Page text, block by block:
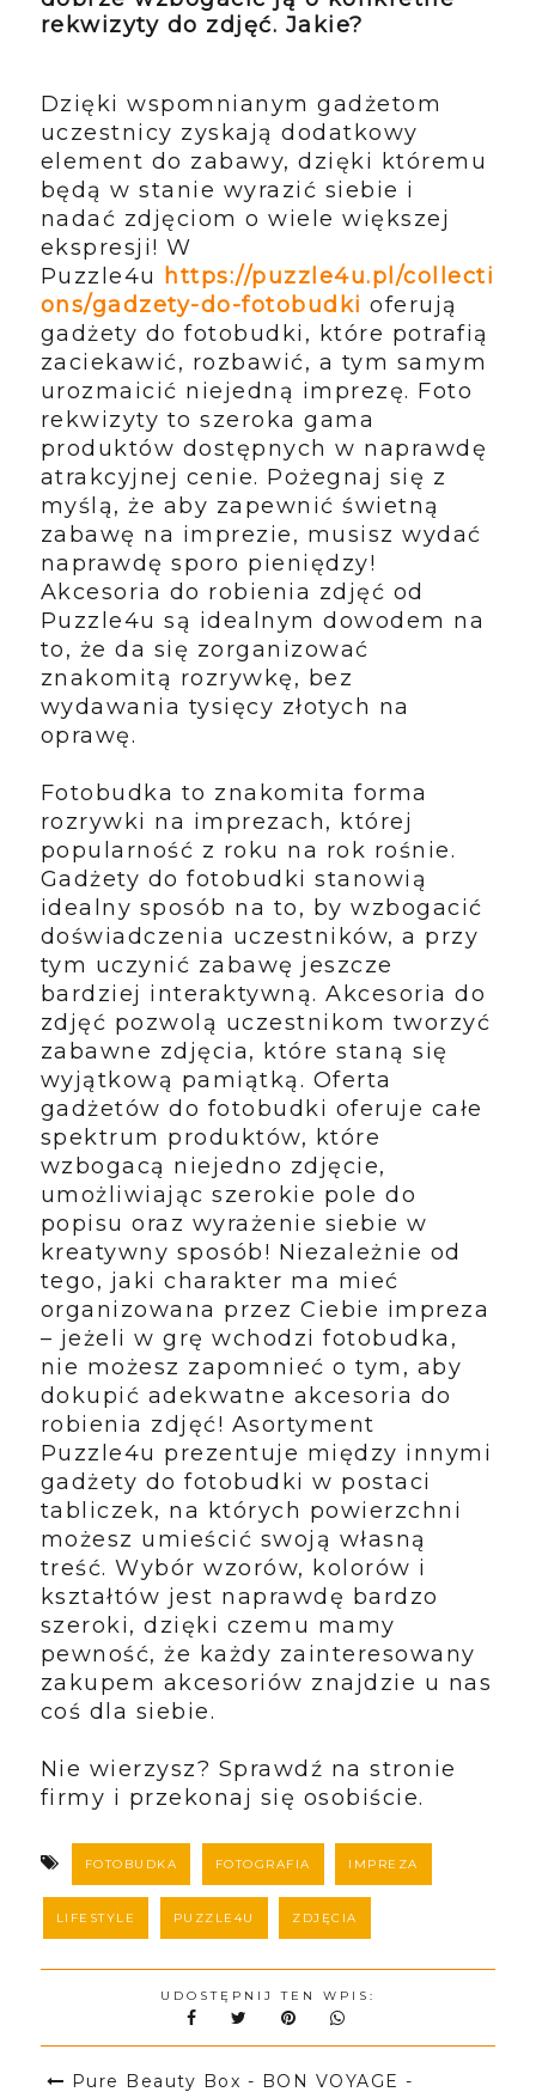
rekwizyty do zdjęć. Jakie?
Dzięki wspomnianym gadżetom
uczestnicy zyskają dodatkowy
element do zabawy, dzięki któremu
będą w stanie wyrazić siebie i
nadać zdjęciom o wiele większej
ekspresji! W
Puzzle4u https://puzzle4u.pl/collecti
ons/gadzety-do-fotobudki oferują
gadżety do fotobudki, które potrafią
zaciekawić, rozbawić, a tym samym
urozmaicić niejedną imprezę. Foto
rekwizyty to szeroka gama
produktów dostępnych w naprawdę
atrakcyjnej cenie. Pożegnaj się z
myślą, że aby zapewnić świetną
zabawę na imprezie, musisz wydać
naprawdę sporo pieniędzy!
Akcesoria do robienia zdjęć od
Puzzle4u są idealnym dowodem na
to, że da się zorganizować
znakomitą rozrywkę, bez
wydawania tysięcy złotych na
oprawę.
Fotobudka to znakomita forma
rozrywki na imprezach, której
popularność z roku na rok rośnie.
Gadżety do fotobudki stanowią
idealny sposób na to, by wzbogacić
doświadczenia uczestników, a przy
tym uczynić zabawę jeszcze
bardziej interaktywną. Akcesoria do
zdjęć pozwolą uczestnikom tworzyć
zabawne zdjęcia, które staną się
wyjątkową pamiątką. Oferta
gadżetów do fotobudki oferuje całe
spektrum produktów, które
wzbogacą niejedno zdjęcie,
umożliwiając szerokie pole do
popisu oraz wyrażenie siebie w
kreatywny sposób! Niezależnie od
tego, jaki charakter ma mieć
organizowana przez Ciebie impreza
– jeżeli w grę wchodzi fotobudka,
nie możesz zapomnieć o tym, aby
dokupić adekwatne akcesoria do
robienia zdjęć! Asortyment
Puzzle4u prezentuje między innymi
gadżety do fotobudki w postaci
tabliczek, na których powierzchni
możesz umieścić swoją własną
treść. Wybór wzorów, kolorów i
kształtów jest naprawdę bardzo
szeroki, dzięki czemu mamy
pewność, że każdy zainteresowany
zakupem akcesoriów znajdzie u nas
coś dla siebie.
Nie wierzysz? Sprawdź na stronie
firmy i przekonaj się osobiście.
FOTOBUDKA FOTOGRAFIA IMPREZA
LIFESTYLE PUZZLE4U ZDJĘCIA
UDOSTĘPNIJ TEN WPIS:
Pure Beauty Box - BON VOYAGE -